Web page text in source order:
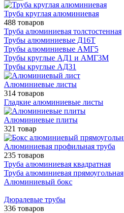
Труба круглая алюминиевая
488 товаров
Труба алюминиевая толстостенная
Трубы алюминиевые Д16Т
Трубы алюминиевые АМГ5
Трубы круглые АД1 и АМГ3М
Трубы круглые АД31
Алюминиевые листы
314 товаров
Гладкие алюминиевые листы
Алюминиевые плиты
321 товар
Алюминиевая профильная труба
235 товаров
Труба алюминиевая квадратная
Труба алюминиевая прямоугольная
Алюминиевый бокс
Дюралевые трубы
336 товаров